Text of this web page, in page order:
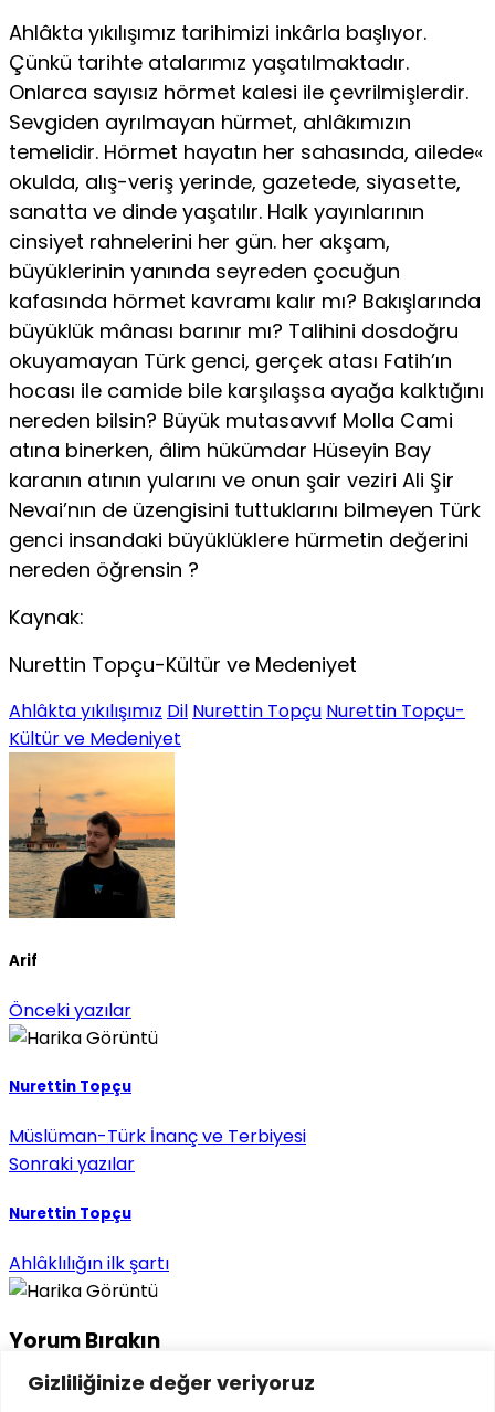
Gizliliğinize değer veriyoruz
Ahlâkta yıkılışımız tarihimizi inkârla başlıyor.
Çünkü tarihte atalarımız yaşatılmaktadır.
Onlarca sayısız hörmet kalesi ile çevril­mişlerdir.
Sevgiden ayrılmayan hürmet, ahlâkımızın
temelidir. Hör­met hayatın her sahasında, ailede«
okulda, alış-veriş yerinde, gaze­tede, siyasette,
sanatta ve dinde yaşatılır. Halk yayınlarının
cinsiyet rahnelerini her gün. her akşam,
büyüklerinin yanında seyreden ço­cuğun
kafasında hörmet kavramı kalır mı? Bakışlarında
büyüklük mânası barınır mı? Talihini dosdoğru
okuyamayan Türk genci, gerçek atası Fatih’ın
hocası ile camide bile karşılaşsa ayağa kalktığını
nereden bilsin? Büyük mutasavvıf Molla Cami
atına binerken, âlim hükümdar Hüseyin Bay
karanın atının yularını ve onun şair veziri Ali Şir
Nevai’nın de üzengisini tuttuklarını bilmeyen Türk
genci in­sandaki büyüklüklere hürmetin değerini
nereden öğrensin ?
Kaynak:
Nurettin Topçu-Kültür ve Medeniyet
Ahlâkta yıkılışımız Dil Nurettin Topçu Nurettin Topçu-
Kültür ve Medeniyet
Arif
Önceki yazılar
Nurettin Topçu
Müslüman-Türk İnanç ve Terbiyesi
Sonraki yazılar
Nurettin Topçu
Ahlâklılığın ilk şartı
Yorum Bırakın